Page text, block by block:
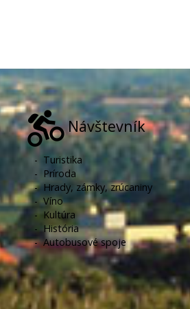
Návštevník
- Turistika
- Príroda
-Hrady, zámky, zrúcaniny
-Víno
- Kultúra
- História
-Autobusové spoje